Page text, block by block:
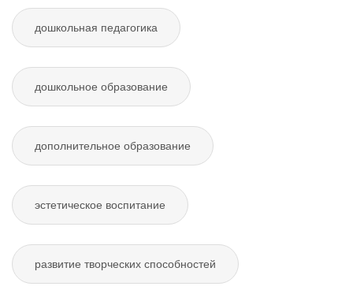
дошкольная педагогика
дошкольное образование
дополнительное образование
эстетическое воспитание
развитие творческих способностей